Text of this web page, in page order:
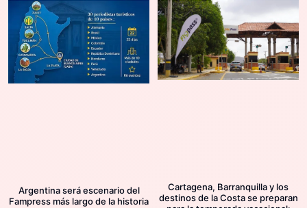
Argentina será escenario del
Fampress más largo de la historia
Cartagena, Barranquilla y los
destinos de la Costa se preparan